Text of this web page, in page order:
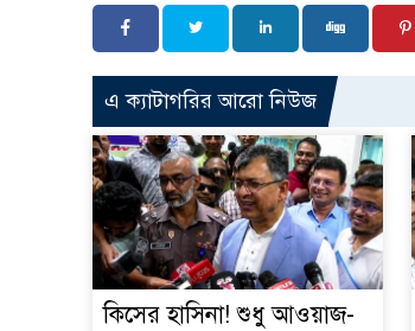
এ ক্যাটাগরির আরো নিউজ
কিসের হাসিনা! শুধু আওয়াজ-